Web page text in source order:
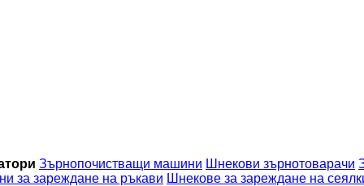
Зърнопочистващи машини Шнекови зърнотоварачи
за зареждане на ръкави Шнекове за зареждане на